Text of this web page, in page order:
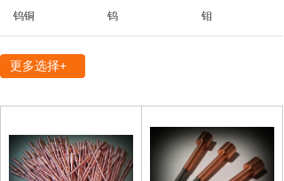
钨铜 钨 钼
精密机械部件
更多选择+